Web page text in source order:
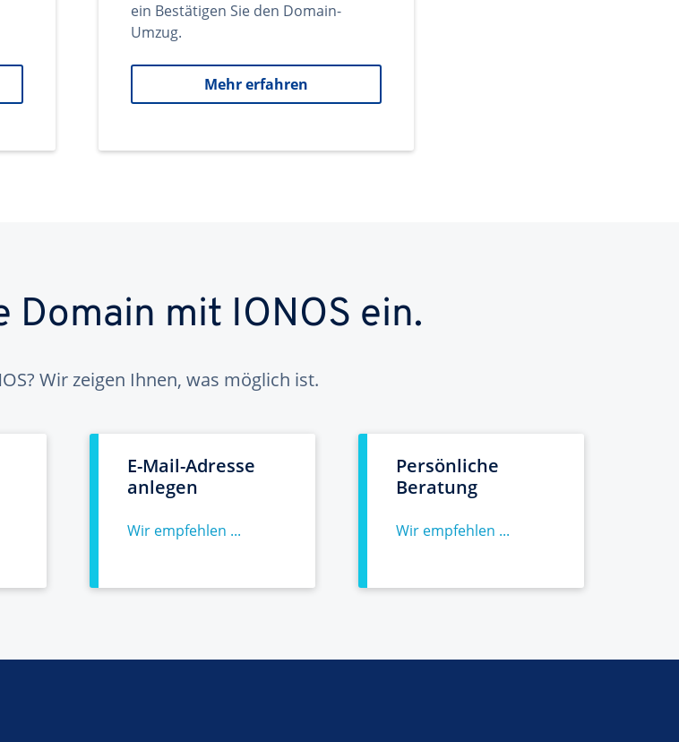
ein Bestätigen Sie den Domain-
Umzug.
Mehr erfahren
Domain mit IONOS ein.
Wir zeigen Ihnen, was möglich ist.
E-Mail-Adresse
anlegen
Wir empfehlen ...
Persönliche
Beratung
Wir empfehlen ...